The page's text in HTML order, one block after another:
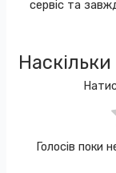
сервіс та
Голосів поки